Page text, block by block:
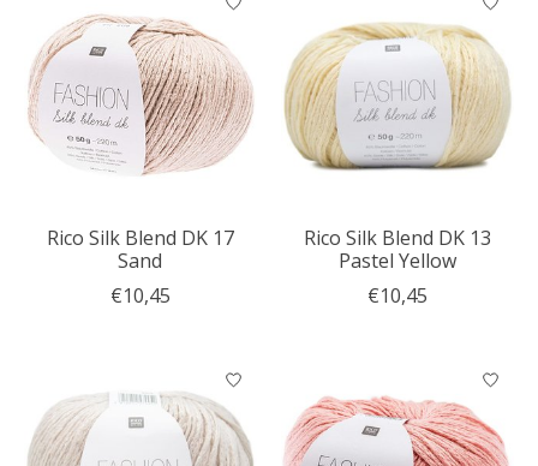
Rico Silk Blend DK 17
Sand
€10,45
Rico Silk Blend DK 13
Pastel Yellow
€10,45